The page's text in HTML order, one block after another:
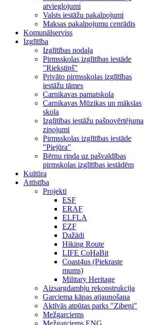
atvieglojumi
Valsts iestāžu pakalpojumi
Maksas pakalpojumu cenrādis
Komunālserviss
Izglītība
Izglītības nodaļa
Pirmsskolas izglītības iestāde
"Riekstiņš"
Privāto pirmsskolas izglītības
iestāžu tāmes
Carnikavas pamatskola
Carnikavas Mūzikas un mākslas
skola
Izglītības iestāžu pašnovērtējuma
ziņojumi
Pirmsskolas izglītības iestāde
"Piejūra"
Bērnu rinda uz pašvaldības
pirmskolas izglītības iestādēm
Kultūra
Attīstība
Projekti
ESF
ERAF
ELFLA
EZF
Dažādi
Hiking Route
LIFE CoHaBit
Coast4us (Piekraste
mums)
Military Heritage
Aizsargdambju rekonstrukcija
Garciema kāpas atjaunošana
Aktīvās atpūtas parks "Zibeņi"
Mežgarciems